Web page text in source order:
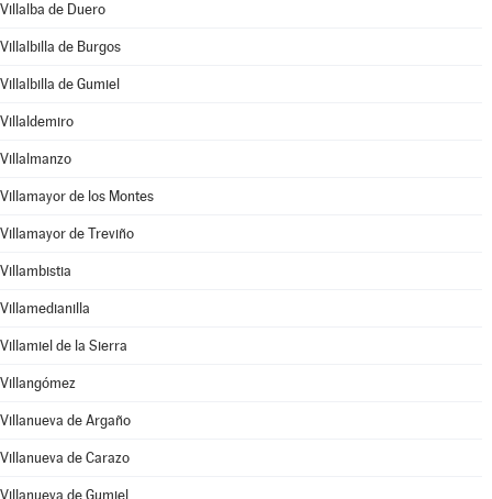
Villalba de Duero
Villalbilla de Burgos
Villalbilla de Gumiel
Villaldemiro
Villalmanzo
Villamayor de los Montes
Villamayor de Treviño
Villambistia
Villamedianilla
Villamiel de la Sierra
Villangómez
Villanueva de Argaño
Villanueva de Carazo
Villanueva de Gumiel